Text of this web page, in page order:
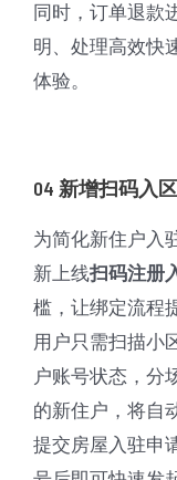
同时，订单退款
明、处理高效快
体验。
04 新增扫码入
为简化新住户入
新上线扫码注册
槛，让绑定流程
用户只需扫描小
户账号状态，分
的新住户，将自
提交房屋入驻申